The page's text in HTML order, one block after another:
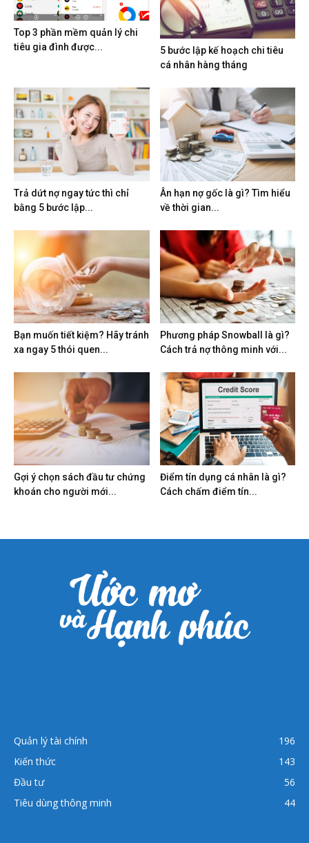
Top 3 phần mềm quản lý chi
tiêu gia đình được...
5 bước lập kế hoạch chi tiêu
cá nhân hàng tháng
Trả dứt nợ ngay tức thì chỉ
bằng 5 bước lập...
Ân hạn nợ gốc là gì? Tìm hiểu
về thời gian...
Bạn muốn tiết kiệm? Hãy tránh
xa ngay 5 thói quen...
Phương pháp Snowball là gì?
Cách trả nợ thông minh với...
Gợi ý chọn sách đầu tư chứng
khoán cho người mới...
Điểm tín dụng cá nhân là gì?
Cách chấm điểm tín...
Quản lý tài chính
196
Kiến thức
143
Đầu tư
56
Tiêu dùng thông minh
44